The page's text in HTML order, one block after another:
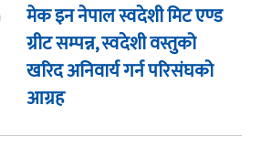
मेक इन नेपाल स्वदेशी मिट एण्ड
ग्रीट सम्पन्न, स्वदेशी वस्तुको
खरिद अनिवार्य गर्न परिसंघको
आग्रह